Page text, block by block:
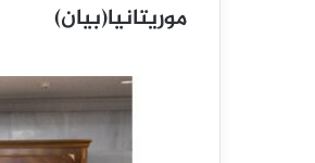
موريتانيا(بيان)